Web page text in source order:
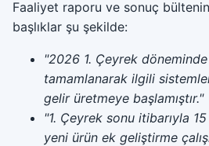
Faaliyet raporu ve sonuç
başlıklar şu şekilde:
"2026 1. Çeyrek
tamamlanarak ilgili
gelir üretmeye başlamıştır."
"1. Çeyrek sonu itibarıyla
yeni ürün ek geliştirme